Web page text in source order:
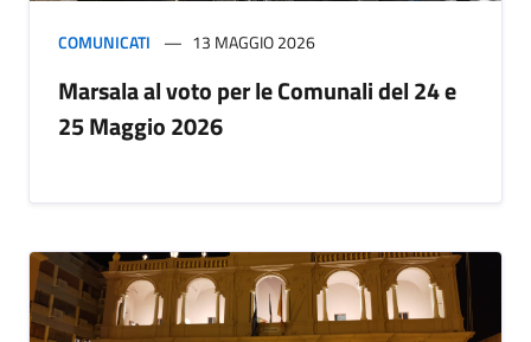
COMUNICATI 13 MAGGIO 2026
Marsala al voto per le Comunali del 24 e
25 Maggio 2026